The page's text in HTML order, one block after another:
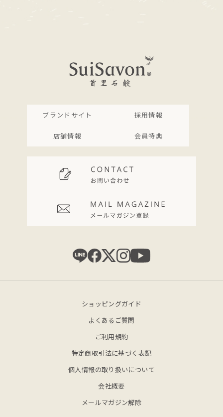
ブランドサイト 採用情報
店舗情報 会員特典
ショッピングガイド
よくあるご質問
ご利用規約
特定商取引法に基づく表記
個人情報の取り扱いについて
会社概要
メールマガジン解除